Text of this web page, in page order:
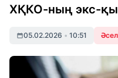
ХҚКО-ның экс-
05.02.2026 • 10:51